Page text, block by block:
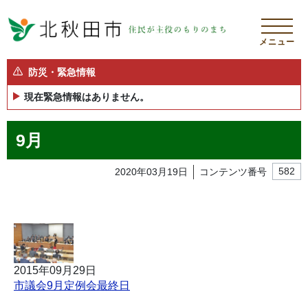
メニュー
防災・緊急情報
現在緊急情報はありません。
9月
2020年03月19日 コンテンツ番号 582
2015年09月29日
市議会9月定例会最終日